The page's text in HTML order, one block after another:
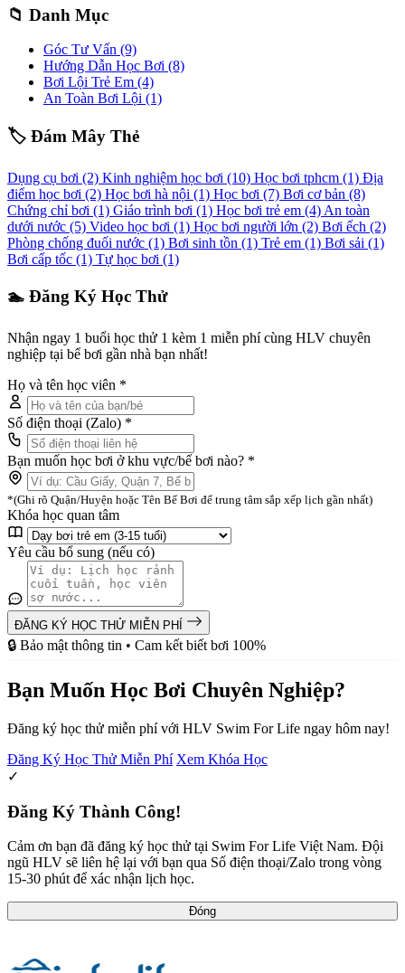
📁 Danh Mục
Góc Tư Vấn (9)
Hướng Dẫn Học Bơi (8)
Bơi Lội Trẻ Em (4)
An Toàn Bơi Lội (1)
🏷️ Đám Mây Thẻ
Dụng cụ bơi (2) Kinh nghiệm học bơi (10) Học bơi tphcm (1) Địa
điểm học bơi (2) Học bơi hà nội (1) Học bơi (7) Bơi cơ bản (8)
Chứng chỉ bơi (1) Giáo trình bơi (1) Học bơi trẻ em (4) An toàn
dưới nước (5) Video học bơi (1) Học bơi người lớn (2) Bơi ếch (2)
Phòng chống đuối nước (1) Bơi sinh tồn (1) Trẻ em (1) Bơi sải (1)
Bơi cấp tốc (1) Tự học bơi (1)
🏊 Đăng Ký Học Thử
Nhận ngay 1 buổi học thử 1 kèm 1 miễn phí cùng HLV chuyên
nghiệp tại bể bơi gần nhà bạn nhất!
Họ và tên học viên *
Số điện thoại (Zalo) *
Bạn muốn học bơi ở khu vực/bể bơi nào? *
*(Ghi rõ Quận/Huyện hoặc Tên Bể Bơi để trung tâm sắp xếp lịch gần nhất)
Khóa học quan tâm
Yêu cầu bổ sung (nếu có)
ĐĂNG KÝ HỌC THỬ MIỄN PHÍ
🔒 Bảo mật thông tin • Cam kết biết bơi 100%
Bạn Muốn Học Bơi Chuyên Nghiệp?
Đăng ký học thử miễn phí với HLV Swim For Life ngay hôm nay!
Đăng Ký Học Thử Miễn Phí Xem Khóa Học
✓
Đăng Ký Thành Công!
Cảm ơn bạn đã đăng ký học thử tại Swim For Life Việt Nam. Đội
ngũ HLV sẽ liên hệ lại với bạn qua Số điện thoại/Zalo trong vòng
15-30 phút để xác nhận lịch học.
Đóng